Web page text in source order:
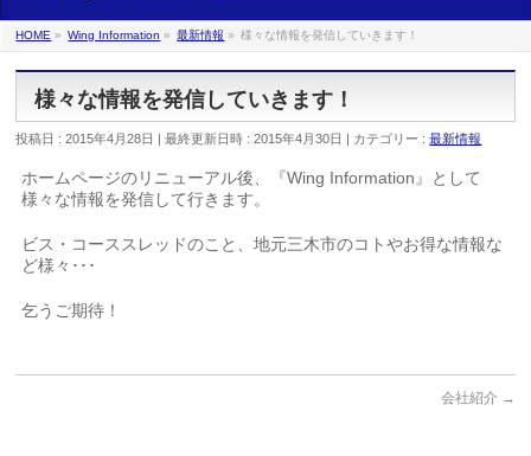
HOME » Wing Information » 最新情報 » 様々な情報を発信していきます！
様々な情報を発信していきます！
投稿日 : 2015年4月28日 最終更新日時 : 2015年4月30日 カテゴリー :最新情報
ホームページのリニューアル後、『Wing Information』として
様々な情報を発信して行きます。
ビス・コーススレッドのこと、地元三木市のコトやお得な情報な
ど様々･･･
乞うご期待！
会社紹介 →